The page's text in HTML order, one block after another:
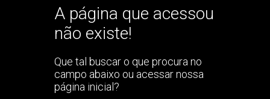
A página que acessou
não existe!
Que tal buscar o que procura no
campo abaixo ou acessar nossa
página inicial?